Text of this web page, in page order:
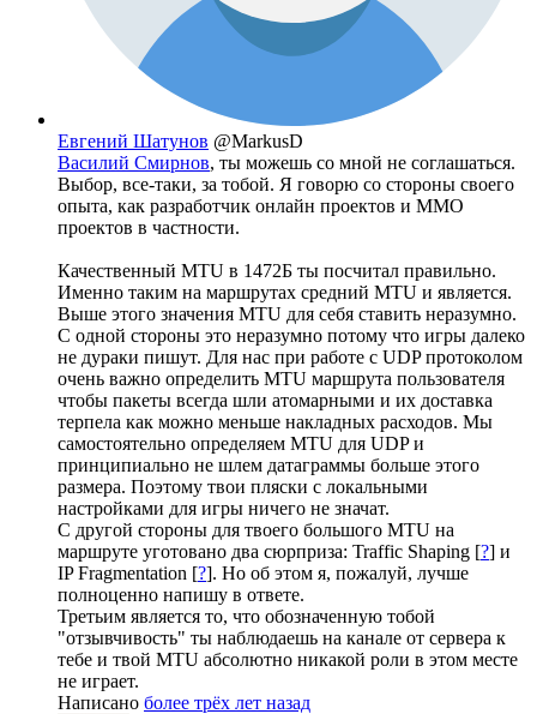
Евгений Шатунов @MarkusD
Василий Смирнов, ты можешь со мной не соглашаться.
Выбор, все-таки, за тобой. Я говорю со стороны своего
опыта, как разработчик онлайн проектов и ММО
проектов в частности.
Качественный MTU в 1472Б ты посчитал правильно.
Именно таким на маршрутах средний MTU и является.
Выше этого значения MTU для себя ставить неразумно.
С одной стороны это неразумно потому что игры далеко
не дураки пишут. Для нас при работе с UDP протоколом
очень важно определить MTU маршрута пользователя
чтобы пакеты всегда шли атомарными и их доставка
терпела как можно меньше накладных расходов. Мы
самостоятельно определяем MTU для UDP и
принципиально не шлем датаграммы больше этого
размера. Поэтому твои пляски с локальными
настройками для игры ничего не значат.
С другой стороны для твоего большого MTU на
маршруте уготовано два сюрприза: Traffic Shaping [?] и
IP Fragmentation [?]. Но об этом я, пожалуй, лучше
полноценно напишу в ответе.
Третьим является то, что обозначенную тобой
"отзывчивость" ты наблюдаешь на канале от сервера к
тебе и твой MTU абсолютно никакой роли в этом месте
не играет.
Написано более трёх лет назад